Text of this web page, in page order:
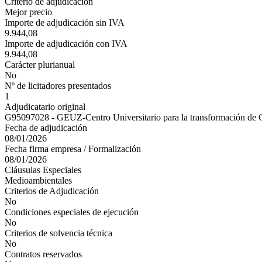
Mejor precio
Importe de adjudicación sin IVA
9.944,08
Importe de adjudicación con IVA
9.944,08
Carácter plurianual
No
Nº de licitadores presentados
1
Adjudicatario original
G95097028 - GEUZ-Centro Universitario para la transformación de
Fecha de adjudicación
08/01/2026
Fecha firma empresa / Formalización
08/01/2026
Cláusulas Especiales
Medioambientales
Criterios de Adjudicación
No
Condiciones especiales de ejecución
No
Criterios de solvencia técnica
No
Contratos reservados